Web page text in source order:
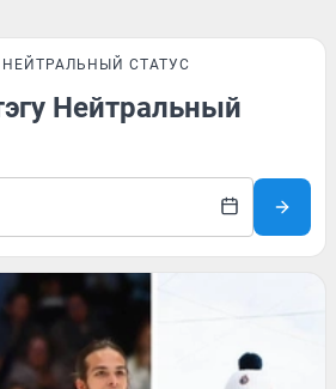
НЕЙТРАЛЬНЫЙ СТАТУС
Нейтральный